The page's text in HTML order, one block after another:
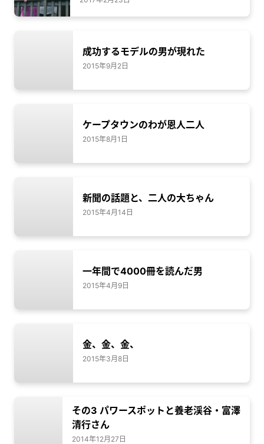
成功するモデルの男が現れた
2015年9月2日
ケープタウンのわが恩人二人
2015年8月1日
新聞の話題と、二人の大ちゃん
2015年4月14日
一年間で4000冊を読んだ男
2015年4月9日
金、金、金、
2015年3月8日
その3 パワースポットと養老渓谷・富澤
清行さん
2014年12月27日